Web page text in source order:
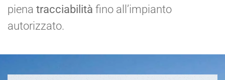
piena tracciabilità fino all’impianto
autorizzato.